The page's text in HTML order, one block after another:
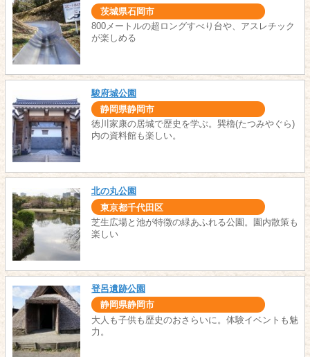
茨城県石岡市
800メートルの超ロングすべり台や、アスレチック
が楽しめる
駿府城公園
静岡県静岡市
徳川家康の居城で歴史を学ぶ。巽櫓(たつみやぐら)
内の資料館も楽しい。
北の丸公園
東京都千代田区
芝生広場と池が特徴の緑あふれる公園。園内散策も
楽しい
登呂遺跡公園
静岡県静岡市
大人も子供も歴史のおさらいに。体験イベントも魅
力。